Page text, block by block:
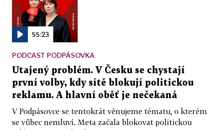
55:23
PODCAST PODPÁSOVKA
Utajený problém. V Česku se chystají
první volby, kdy sítě blokují politickou
reklamu. A hlavní oběť je nečekaná
V Podpásovce se tentokrát věnujeme tématu, o kterém
se vůbec nemluví. Meta začala blokovat politickou